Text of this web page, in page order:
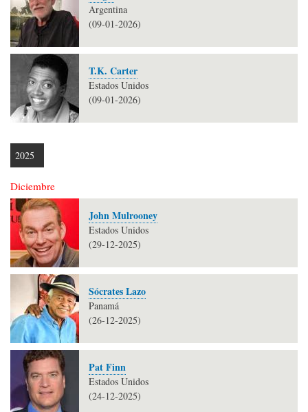
Argentina
(09-01-2026)
T.K. Carter
Estados Unidos
(09-01-2026)
2025
Diciembre
John Mulrooney
Estados Unidos
(29-12-2025)
Sócrates Lazo
Panamá
(26-12-2025)
Pat Finn
Estados Unidos
(24-12-2025)